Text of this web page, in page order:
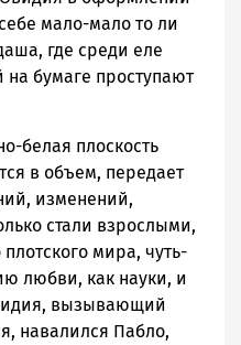
мало-мало то ли
где среди еле
бумаге проступают
белая плоскость
в объем, передает
изменений,
стали взрослыми,
мира, чуть-
любви, как науки, и
вызывающий
навалился Пабло,